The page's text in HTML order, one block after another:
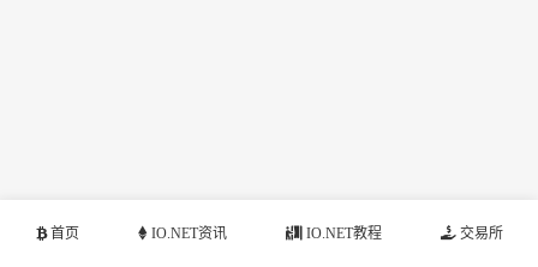
首页 IO.NET资讯 IO.NET教程 交易所